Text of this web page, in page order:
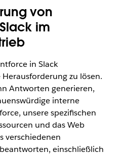
von
im
in Slack
zu lösen.
Antworten generieren,
interne
unsere spezifischen
und das Web
verschiedenen
einschließlich